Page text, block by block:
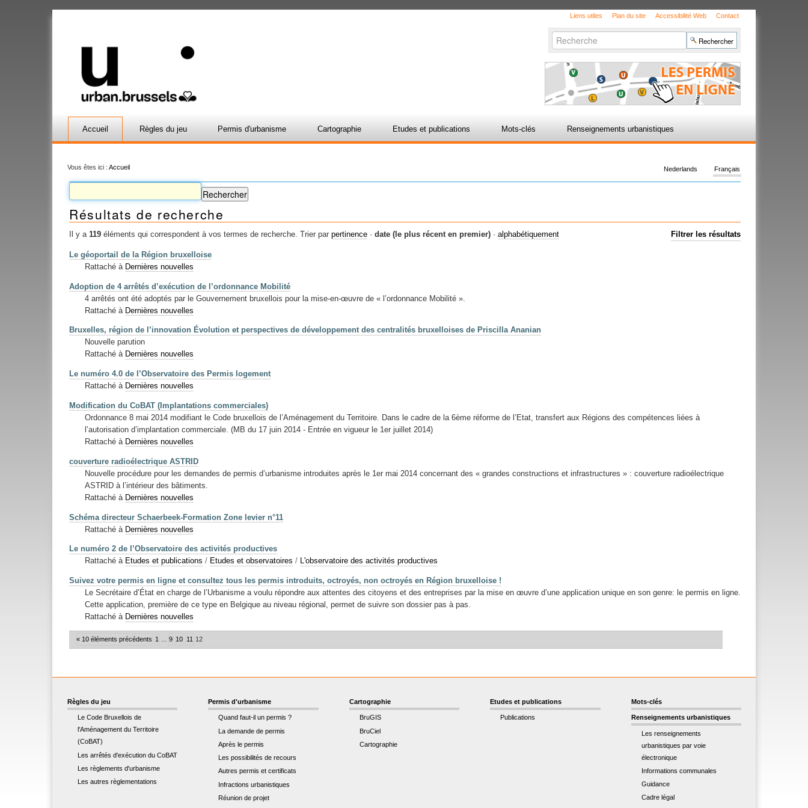
Liens utiles Plan du site Accessibilité Web Contact
Chercher par
avancée…
Accueil Règles du jeu Permis d'urbanisme Cartographie Etudes et publications Mots-clés Renseignements urbanistiques
Vous êtes ici : Accueil Français
Nederlands
Résultats de recherche
Il y a 119 éléments qui correspondent à vos termes de recherche. Filtrer les résultats
Trier par pertinence · date (le plus récent en premier) · alphabétiquement
Le géoportail de la Région bruxelloise
Rattaché à Dernières nouvelles
Adoption de 4 arrêtés d’exécution de l’ordonnance Mobilité
4 arrêtés ont été adoptés par le Gouvernement bruxellois pour la mise-en-œuvre de « l’ordonnance Mobilité ».
Rattaché à Dernières nouvelles
Bruxelles, région de l’innovation Évolution et perspectives de développement des centralités bruxelloises de Priscilla Ananian
Nouvelle parution
Rattaché à Dernières nouvelles
Le numéro 4.0 de l’Observatoire des Permis logement
Rattaché à Dernières nouvelles
Modification du CoBAT (Implantations commerciales)
Ordonnance 8 mai 2014 modifiant le Code bruxellois de l’Aménagement du Territoire. Dans le cadre de la 6ème réforme de l’Etat, transfert aux Régions des compétences liées à
l’autorisation d’implantation commerciale. (MB du 17 juin 2014 - Entrée en vigueur le 1er juillet 2014)
Rattaché à Dernières nouvelles
couverture radioélectrique ASTRID
Nouvelle procédure pour les demandes de permis d’urbanisme introduites après le 1er mai 2014 concernant des « grandes constructions et infrastructures » : couverture radioélectrique
ASTRID à l’intérieur des bâtiments.
Rattaché à Dernières nouvelles
Schéma directeur Schaerbeek-Formation Zone levier n°11
Rattaché à Dernières nouvelles
Le numéro 2 de l’Observatoire des activités productives
Rattaché à Etudes et publications / Etudes et observatoires / L'observatoire des activités productives
Suivez votre permis en ligne et consultez tous les permis introduits, octroyés, non octroyés en Région bruxelloise !
Le Secrétaire d’État en charge de l’Urbanisme a voulu répondre aux attentes des citoyens et des entreprises par la mise en œuvre d’une application unique en son genre: le permis en ligne.
Cette application, première de ce type en Belgique au niveau régional, permet de suivre son dossier pas à pas.
Rattaché à Dernières nouvelles
« 10 éléments précédents 1 9 10 11 12
Règles du jeu
Le Code Bruxellois de
l'Aménagement du Territoire
(CoBAT)
Les arrêtés d'exécution du CoBAT
Les règlements d'urbanisme
Les autres règlementations
Permis d'urbanisme
Quand faut-il un permis ?
La demande de permis
Après le permis
Les possibilités de recours
Autres permis et certificats
Infractions urbanistiques
Réunion de projet
Cartographie
BruGIS
BruCiel
Cartographie
Etudes et publications
Publications
Mots-clés
Renseignements urbanistiques
Les renseignements
urbanistiques par voie
électronique
Informations communales
Guidance
Cadre légal